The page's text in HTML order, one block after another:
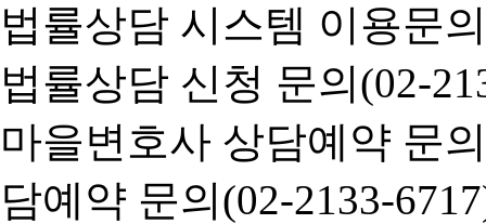
법률상담 시스템 이용문
법률상담 신청 문의(02-
마을변호사 상담예약 문
담예약 문의(02-2133-